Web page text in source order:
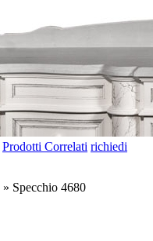
Prodotti Correlati richiedi
» Specchio 4680